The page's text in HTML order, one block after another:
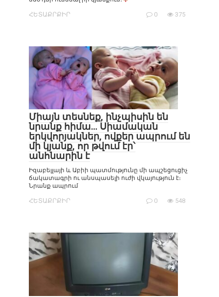
ՀԵՏԱՔՐՔԻՐ 0 375
Միայն տեսնեք, ինչպիսին են
նրանք հիմա… Սիամական
երկվորյակներ, ովքեր ապրում են
մի կյանք, որ թվում էր՝
անհնարին է
Իզաբելլայի և Աբիի պատմությունը մի ապշեցուցիչ
ճակատագրի ու անսպասելի ուժի վկայություն է։
Նրանք ապրում
ՀԵՏԱՔՐՔԻՐ 0 548